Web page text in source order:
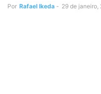
Por Rafael Ikeda - 29 de janeiro,